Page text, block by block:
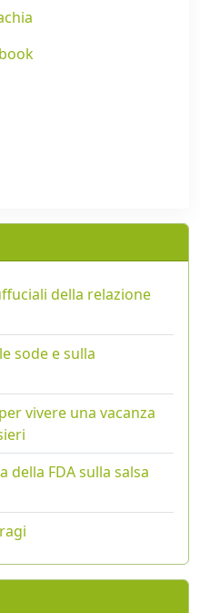
della relazione
sode e sulla
vivere una vacanza
FDA sulla salsa